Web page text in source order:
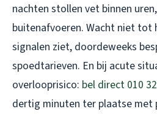
nachten stollen vet binnen
buitenafvoeren. Wacht niet tot
signalen ziet, doordeweeks
spoedtarieven. En bij acute
overlooprisico: bel direct 010
dertig minuten ter plaatse met